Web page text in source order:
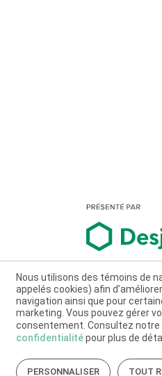
Nous utilisons des témoins de
appelés cookies) afin
navigation ainsi que pour
marketing. Vous pouvez gérer
consentement. Consultez notre
confidentialitépour plus de
PERSONNALISER TOUT